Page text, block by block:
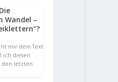
Die
Wandel –
mir dein Text
ich diesen
den letzten